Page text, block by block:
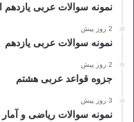
نمونه سوالات عربی یازدهم
2 روز پیش
نمونه سوالات عربی یازدهم
2 روز پیش
جزوه قواعد عربی هشتم
3 روز پیش
نمونه سوالات ریاضی و آمار